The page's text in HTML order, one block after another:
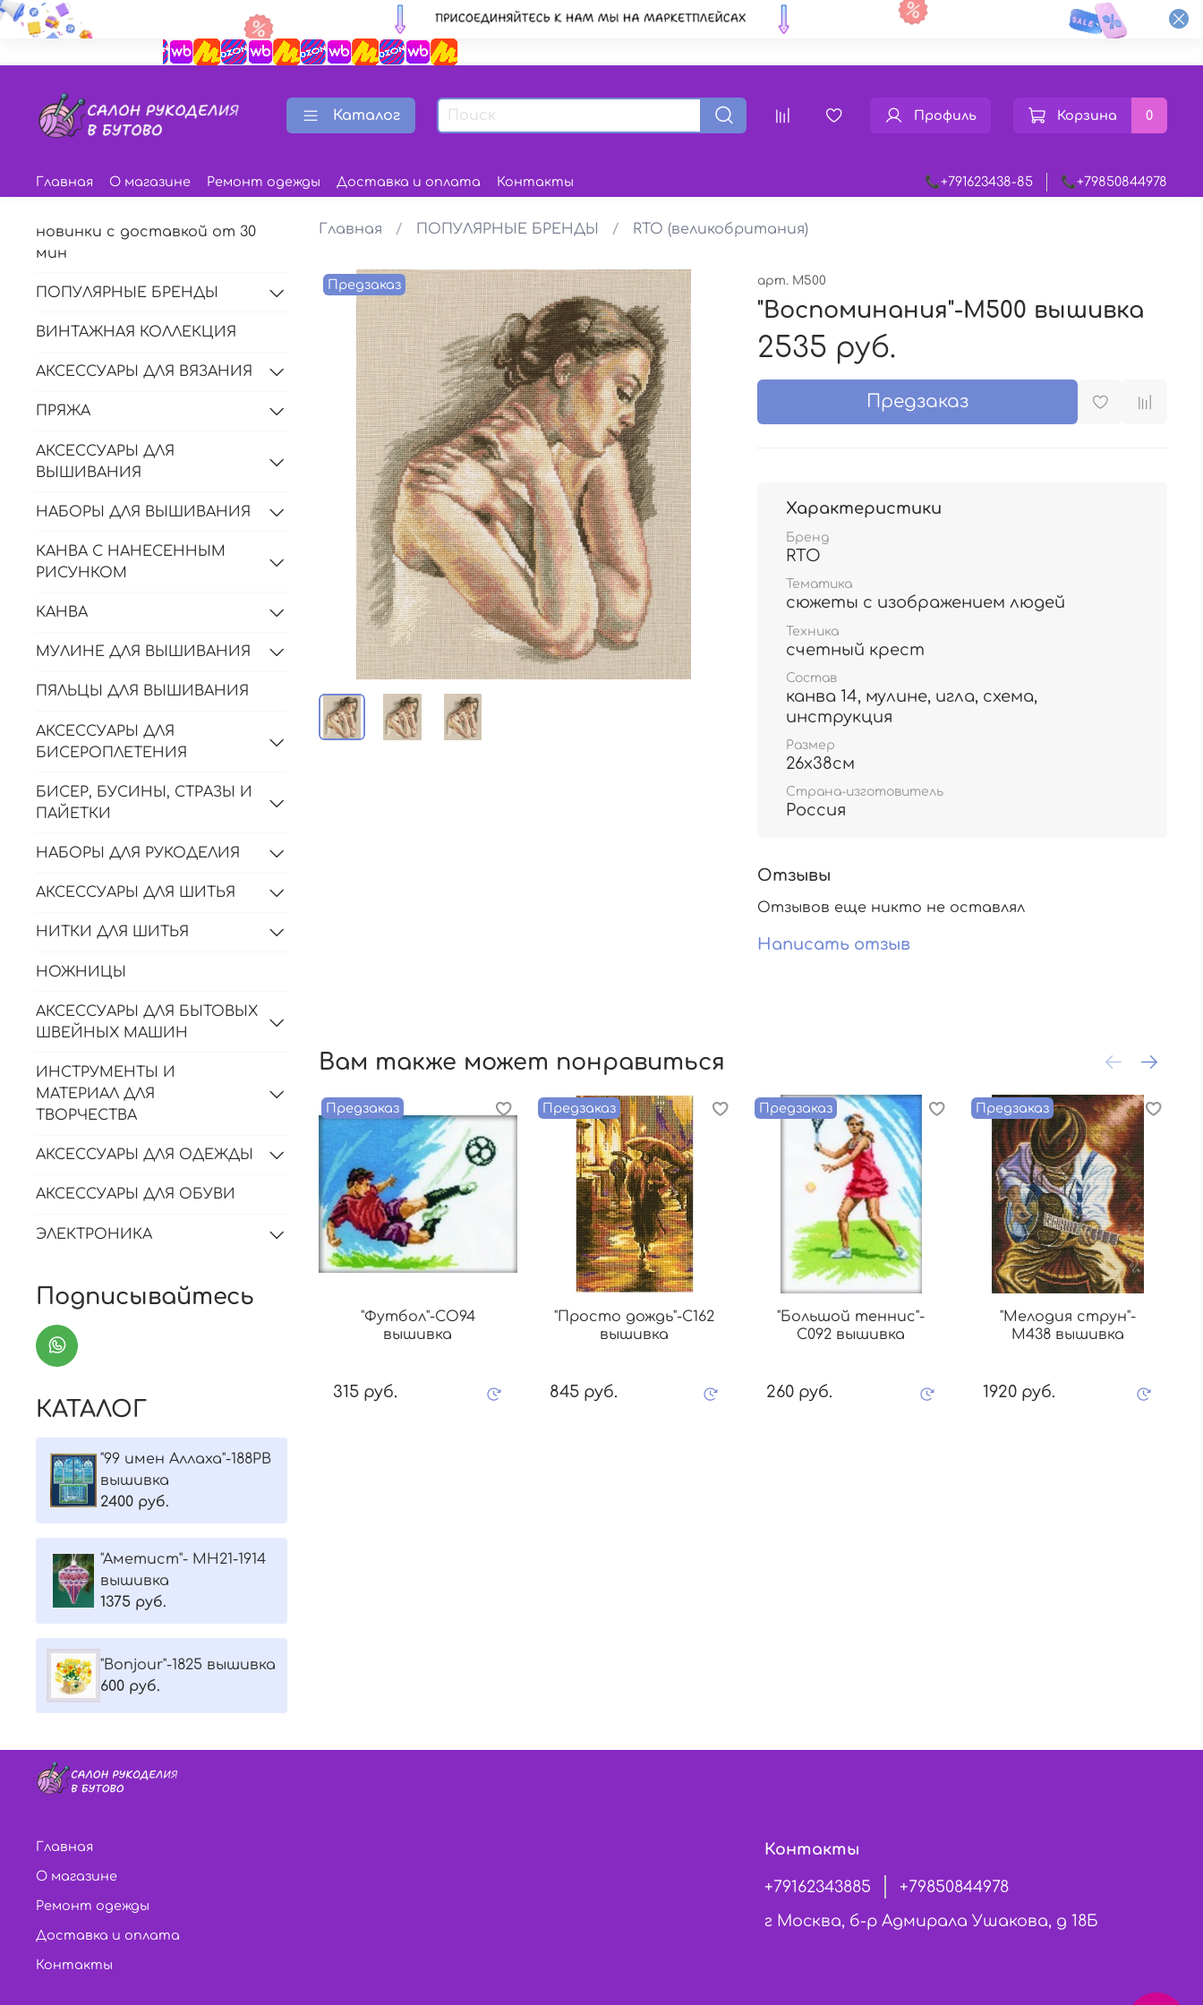
Каталог Профиль Корзина 0
Главная О магазине Ремонт одежды Доставка и оплата Контакты 📞+791623438-85 📞+79850844978
Главная ПОПУЛЯРНЫЕ БРЕНДЫ RTO (великобритания)
Предзаказ арт. M500
"Воспоминания"-M500 вышивка
2535 руб.
Предзаказ
Характеристики
Бренд
RTO
Тематика
сюжеты с изображением людей
Техника
счетный крест
Состав
канва 14, мулине, игла, схема,
инструкция
Размер
26х38см
Страна-изготовитель
Россия
Отзывы
Отзывов еще никто не оставлял
Написать отзыв
Вам также может понравиться
Предзаказ
"Футбол"-CО94
вышивка
315 руб.
Предзаказ
"Просто дождь"-C162
вышивка
845 руб.
Предзаказ
"Большой теннис"-
C092 вышивка
260 руб.
Предзаказ
"Мелодия струн"-
M438 вышивка
1920 руб.
новинки с доставкой от 30
мин
ПОПУЛЯРНЫЕ БРЕНДЫ
ВИНТАЖНАЯ КОЛЛЕКЦИЯ
АКСЕССУАРЫ ДЛЯ ВЯЗАНИЯ
ПРЯЖА
АКСЕССУАРЫ ДЛЯ
ВЫШИВАНИЯ
НАБОРЫ ДЛЯ ВЫШИВАНИЯ
КАНВА С НАНЕСЕННЫМ
РИСУНКОМ
КАНВА
МУЛИНЕ ДЛЯ ВЫШИВАНИЯ
ПЯЛЬЦЫ ДЛЯ ВЫШИВАНИЯ
АКСЕССУАРЫ ДЛЯ
БИСЕРОПЛЕТЕНИЯ
БИСЕР, БУСИНЫ, СТРАЗЫ И
ПАЙЕТКИ
НАБОРЫ ДЛЯ РУКОДЕЛИЯ
АКСЕССУАРЫ ДЛЯ ШИТЬЯ
НИТКИ ДЛЯ ШИТЬЯ
НОЖНИЦЫ
АКСЕССУАРЫ ДЛЯ БЫТОВЫХ
ШВЕЙНЫХ МАШИН
ИНСТРУМЕНТЫ И
МАТЕРИАЛ ДЛЯ
ТВОРЧЕСТВА
АКСЕССУАРЫ ДЛЯ ОДЕЖДЫ
АКСЕССУАРЫ ДЛЯ ОБУВИ
ЭЛЕКТРОНИКА
Подписывайтесь
КАТАЛОГ
"99 имен Аллаха"-188РВ
вышивка
2400 руб.
"Aметист"- МH21-1914
вышивка
1375 руб.
"Bonjour"-1825 вышивка
600 руб.
Главная
О магазине
Ремонт одежды
Доставка и оплата
Контакты
Контакты
+79162343885
+79850844978
г Москва, б-р Адмирала Ушакова, д 18Б